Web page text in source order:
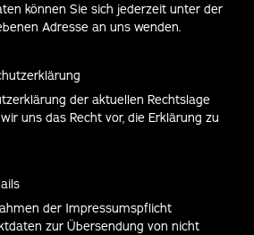
können Sie sich jederzeit unter der
Adresse an uns wenden.
der aktuellen Rechtslage
uns das Recht vor, die Erklärung zu
der Impressumspflicht
zur Übersendung von nicht